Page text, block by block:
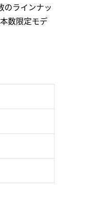
のラインナッ
数限定モデ